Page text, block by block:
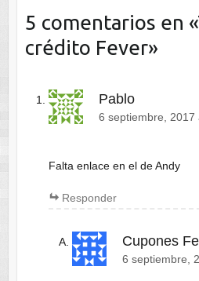
5 comentarios en «
crédito Fever»
Pablo
6 septiembre, 2017
Falta enlace en el de Andy
Responder
Cupones
6 septiembre,